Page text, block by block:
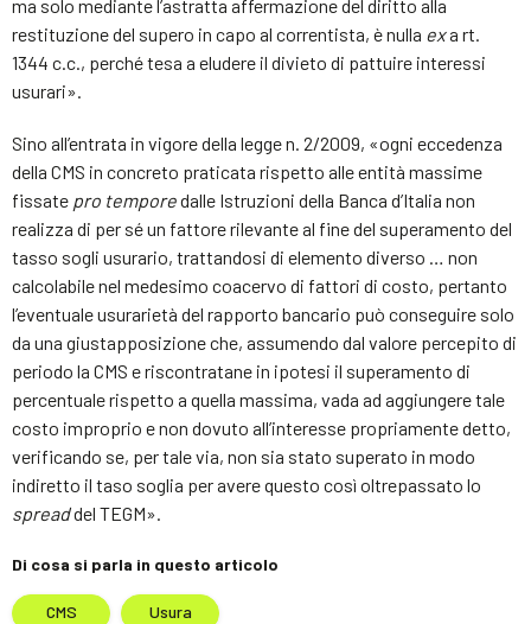
ma solo mediante l’astratta affermazione del diritto alla
restituzione del supero in capo al correntista, è nulla exa rt.
1344 c.c., perché tesa a eludere il divieto di pattuire interessi
usurari».
Sino all’entrata in vigore della legge n. 2/2009, «ogni eccedenza
della CMS in concreto praticata rispetto alle entità massime
fissate pro temporedalle Istruzioni della Banca d’Italia non
realizza di per sé un fattore rilevante al fine del superamento del
tasso sogli usurario, trattandosi di elemento diverso … non
calcolabile nel medesimo coacervo di fattori di costo, pertanto
l’eventuale usurarietà del rapporto bancario può conseguire solo
da una giustapposizione che, assumendo dal valore percepito di
periodo la CMS e riscontratane in ipotesi il superamento di
percentuale rispetto a quella massima, vada ad aggiungere tale
costo improprio e non dovuto all’interesse propriamente detto,
verificando se, per tale via, non sia stato superato in modo
indiretto il taso soglia per avere questo così oltrepassato lo
spreaddel TEGM».
Di cosa si parla in questo articolo
CMS Usura